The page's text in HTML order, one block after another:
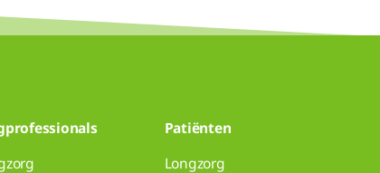
Patiënten
Longzorg